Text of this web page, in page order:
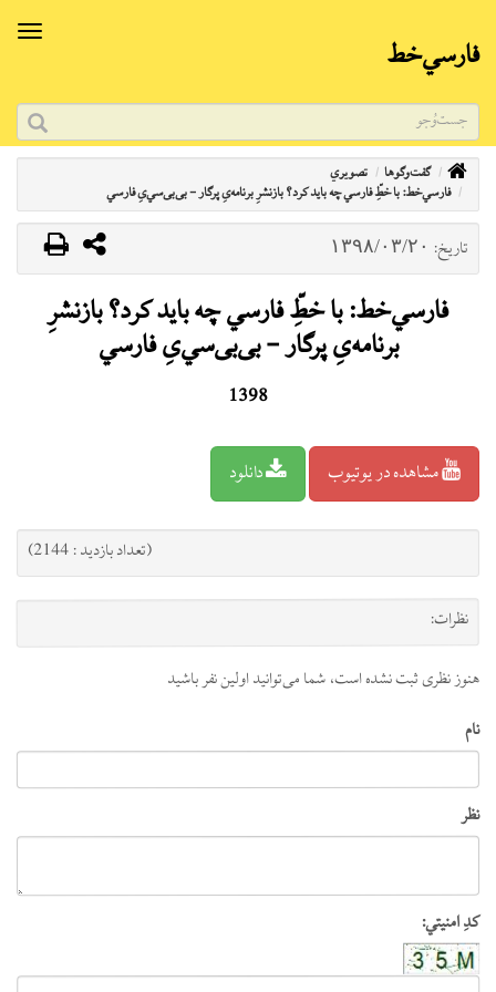
فارسي‌خط
گفت‌وگوها تصویري
فارسي‌خط: با خطِ‌ّ فارسي چه باید کرد؟ بازنشرِ برنامه‌یِ پرگار - بی‌بی‌سي‌یِ فارسي
تاریخ: ۱۳۹۸/۰۳/۲۰
فارسي‌خط: با خطِ‌ّ فارسي چه باید کرد؟ بازنشرِ
برنامه‌یِ پرگار - بی‌بی‌سي‌یِ فارسي
1398
مشاهده در یوتیوب دانلود
(تعداد بازدید : 2144)
نظرات:
هنوز نظری ثبت نشده است، شما می‌توانید اولین نفر باشید
نام
نظر
کدِ امنیتي: